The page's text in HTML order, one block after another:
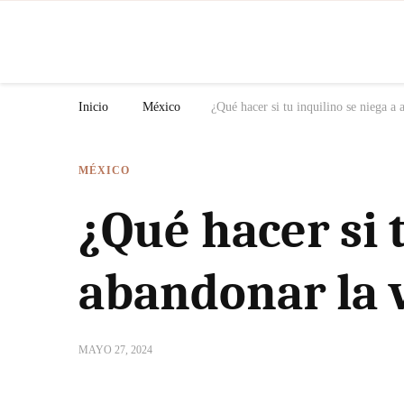
Inicio México ¿Qué hacer si tu inquilino se niega a
MÉXICO
¿Qué hacer
abandonar la
MAYO 27, 2024